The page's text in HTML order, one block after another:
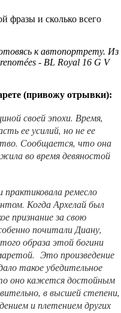
фразы и сколько всего
к автопортрету. Из
- BL Royal 16 G V
(привожу отрывки):
своей эпохи. Время,
ее усилий, но не ее
Сообщается, что она
во время девяностой
ремесло
Когда Архелай был
признание за свою
почитали Диану,
образа этой богини
Это произведение
такое убедительное
оно кажется достойным
в высшей степени,
и плетением других